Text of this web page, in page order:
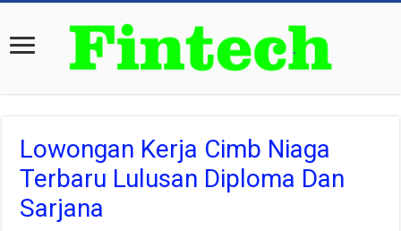
Lowongan Kerja Cimb Niaga
Terbaru Lulusan Diploma Dan
Sarjana